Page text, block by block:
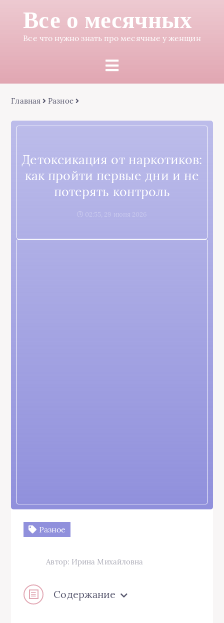
Все о месячных
Все что нужно знать про месячные у женщин
Главная Разное
Детоксикация от наркотиков:
как пройти первые дни и не
потерять контроль
02:55, 29 июня 2026
Разное
Автор: Ирина Михайловна
Содержание